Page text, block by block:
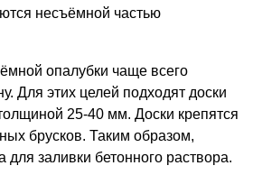
несъёмной частью
опалубки чаще всего
Для этих целей подходят доски
25-40 мм. Доски крепятся
брусков. Таким образом,
для заливки бетонного раствора.